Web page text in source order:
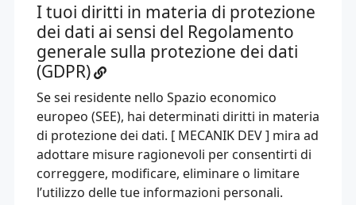
I tuoi diritti in materia di protezione
dei dati ai sensi del Regolamento
generale sulla protezione dei dati
(GDPR)
Se sei residente nello Spazio economico
europeo (SEE), hai determinati diritti in materia
di protezione dei dati. [ MECANIK DEV ] mira ad
adottare misure ragionevoli per consentirti di
correggere, modificare, eliminare o limitare
l’utilizzo delle tue informazioni personali.